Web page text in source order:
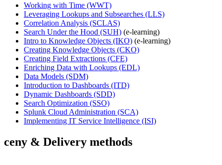
Working with Time (WWT)
Leveraging Lookups and Subsearches (LLS)
Correlation Analysis (SCLAS)
Search Under the Hood (SUH) (e-learning)
Intro to Knowledge Objects (IKO) (e-learning)
Creating Knowledge Objects (CKO)
Creating Field Extractions (CFE)
Enriching Data with Lookups (EDL)
Data Models (SDM)
Introduction to Dashboards (ITD)
Dynamic Dashboards (SDD)
Search Optimization (SSO)
Splunk Cloud Administration (SCA)
Implementing IT Service Intelligence (ISI)
ceny & Delivery methods